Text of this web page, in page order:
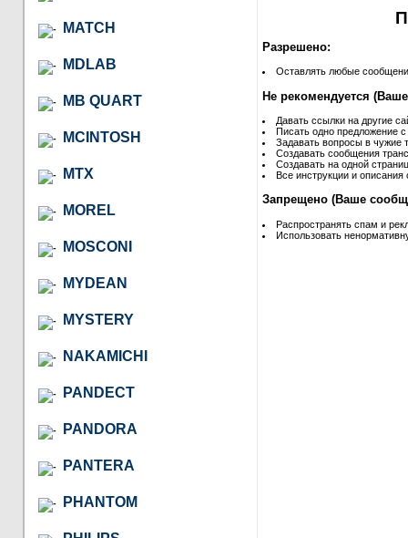
MATCH
MDLAB
MB QUART
MCINTOSH
MTX
MOREL
MOSCONI
MYDEAN
MYSTERY
NAKAMICHI
PANDECT
PANDORA
PANTERA
PHANTOM
Разрешено:
Оставлять любые
Не рекомендуется
Давать ссылки на другие
Писать одно предложение
Задавать вопросы в чужие
Создавать сообщения
Создавать на одной
Все инструкции и описания
Запрещено (Ваше
Распространять спам и
Использовать